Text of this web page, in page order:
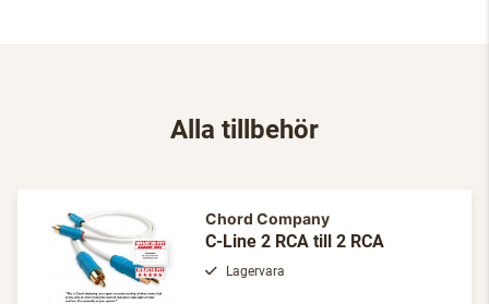
Alla tillbehör
Chord Company
C-Line 2 RCA till 2 RCA
Lagervara